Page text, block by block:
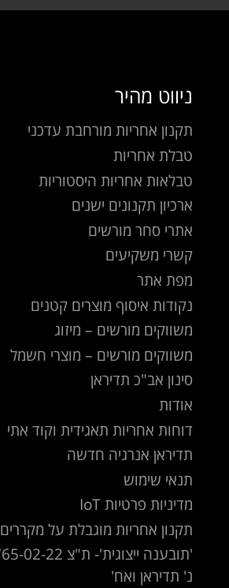
ניווט מהיר
תקנון אחריות מורחבת עדכני
טבלת אחריות
טבלאות אחריות היסטוריות
ארכיון תקנונים ישנים
אתרי סחר מורשים
קשרי משקיעים
מפת אתר
נקודות איסוף מוצרים קטנים
משווקים מורשים – מיזוג
משווקים מורשים – מוצרי חשמל
סינון אב"כ תדיראן
אודות
דוחות אחריות תאגידית וקוד אתי
תדיראן אנרגיה חדשה
תנאי שימוש
מדיניות פרטיות IoT
תקנון אחריות מוגבלת על מקררים
נ' תדיראן ואח'